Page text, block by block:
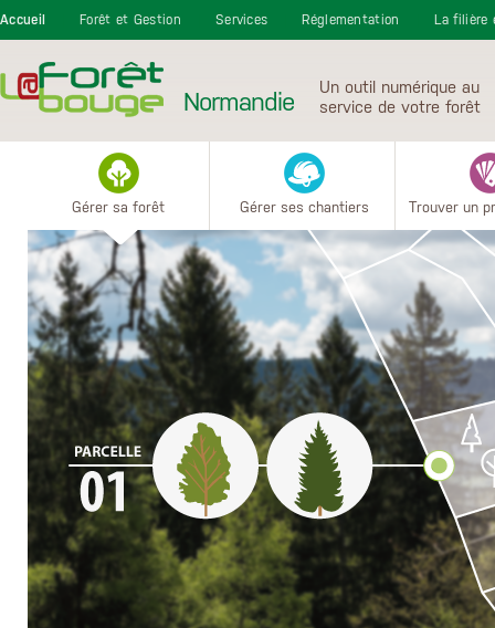
Accueil
Forêt et Gestion Services Réglementation La filière
Normandie
Un outil numérique au
service de votre forêt
Gérer sa forêt Gérer ses chantiers Trouver un